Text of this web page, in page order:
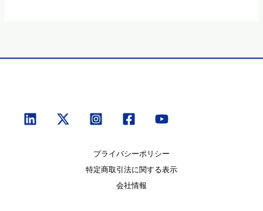
プライバシーポリシー
特定商取引法に関する表示
会社情報